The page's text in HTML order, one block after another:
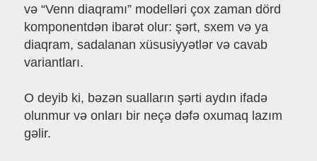
və “Venn diaqramı” modelləri çox zaman dörd
komponentdən ibarət olur: şərt, sxem və ya
diaqram, sadalanan xüsusiyyətlər və cavab
variantları.
O deyib ki, bəzən sualların şərti aydın ifadə
olunmur və onları bir neçə dəfə oxumaq lazım
gəlir.